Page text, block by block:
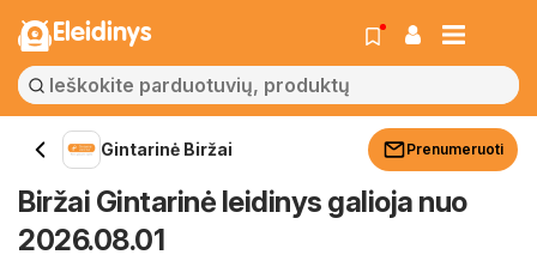
Eleidinys
Gintarinė Biržai Prenumeruoti
Biržai Gintarinė leidinys galioja nuo
2026.08.01